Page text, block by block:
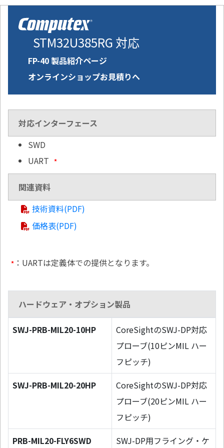
STM32U385RG 対応
FP-40 製品紹介ページ
オンラインショップお見積りへ
対応インターフェース
SWD
UART
*
関連資料
技術資料(PDF)
価格表(PDF)
* ：UARTは定義体での提供となります。
ハードウェア・オプション製品
SWJ-PRB-MIL20-10HP
CoreSightのSWJ-DP対応
プローブ(10ピンMIL ハー
フピッチ)
SWJ-PRB-MIL20-20HP
CoreSightのSWJ-DP対応
プローブ(20ピンMIL ハー
フピッチ)
PRB-MIL20-FLY6SWD
SWJ-DP用フライング・ケ